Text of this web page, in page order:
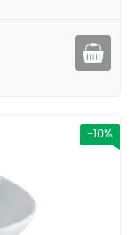
-10%